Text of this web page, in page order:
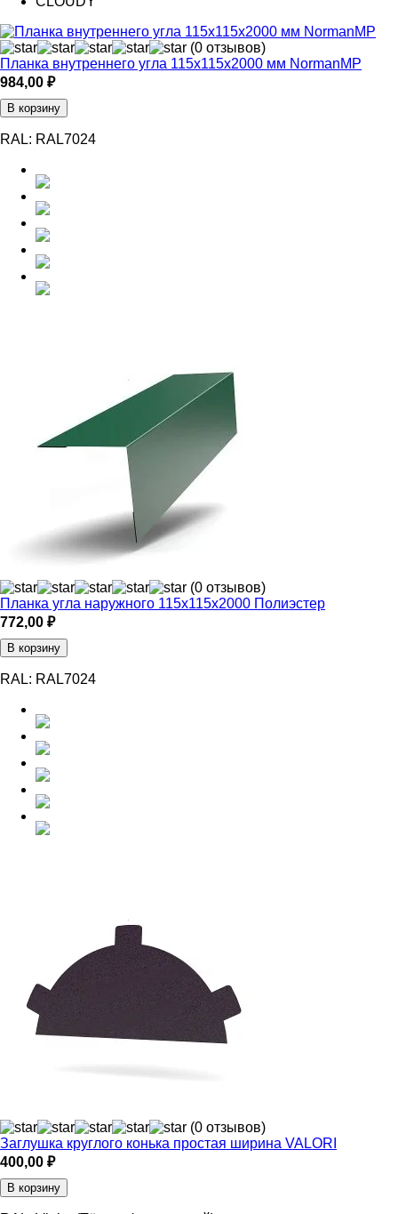
(0 отзывов)
Планка внутреннего угла 115х115х2000 мм NormanMP
984,00 ₽
В корзину
RAL: RAL7024
(0 отзывов)
Планка угла наружного 115х115х2000 Полиэстер
772,00 ₽
В корзину
RAL: RAL7024
(0 отзывов)
Заглушка круглого конька простая ширина VALORI
400,00 ₽
В корзину